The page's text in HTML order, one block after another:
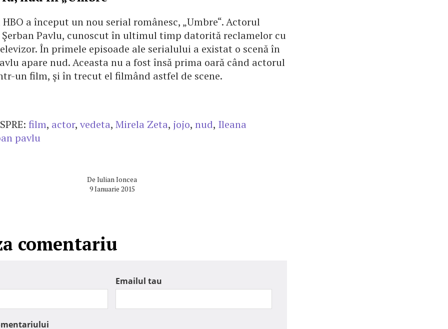
a început un nou serial românesc, „Umbre“. Actorul
Pavlu, cunoscut în ultimul timp datorită reclamelor cu
În primele episoade ale serialului a existat o scenă în
apare nud. Aceasta nu a fost însă prima oară când actorul
un film, şi în trecut el filmând astfel de scene.
film, actor, vedeta, Mirela Zeta, jojo, nud, Ileana
pavlu
De Iulian Ioncea
9 Ianuarie 2015
comentariu
Emailul tau